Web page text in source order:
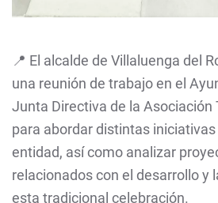
📍 El alcalde de Villaluenga del
una reunión de trabajo en el
Junta Directiva de la Asociación
para abordar distintas
entidad, así como analizar
relacionados con el desarrollo y
esta tradicional celebración.